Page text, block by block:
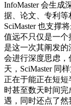
InfoMaster 会生成
据、论文、专利等
SciMaster 也支撑
值远不只仅是一
是这一次其阐发的
会进行深度思虑
天，SciMaster 同
正在于能正在短
时甚至数天时间
遇，同时还点了